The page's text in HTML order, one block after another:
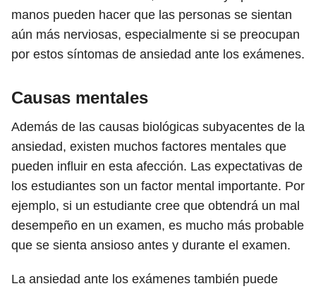
manos pueden hacer que las personas se sientan
aún más nerviosas, especialmente si se preocupan
por estos síntomas de ansiedad ante los exámenes.
Causas mentales
Además de las causas biológicas subyacentes de la
ansiedad, existen muchos factores mentales que
pueden influir en esta afección. Las expectativas de
los estudiantes son un factor mental importante. Por
ejemplo, si un estudiante cree que obtendrá un mal
desempeño en un examen, es mucho más probable
que se sienta ansioso antes y durante el examen.
La ansiedad ante los exámenes también puede